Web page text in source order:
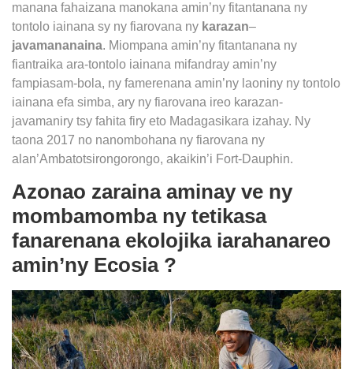
manana fahaizana manokana amin’ny fitantanana ny
tontolo iainana sy ny fiarovana ny karazan–
javamananaina. Miompana amin’ny fitantanana ny
fiantraika ara-tontolo iainana mifandray amin’ny
fampiasam-bola, ny famerenana amin’ny laoniny ny tontolo
iainana efa simba, ary ny fiarovana ireo karazan-
javamaniry tsy fahita firy eto Madagasikara izahay. Ny
taona 2017 no nanombohana ny fiarovana ny
alan’Ambatotsirongorongo, akaikin’i Fort-Dauphin.
Azonao zaraina aminay ve ny
mombamomba ny tetikasa
fanarenana ekolojika iarahanareo
amin’ny Ecosia ?